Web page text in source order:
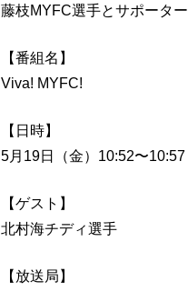
藤枝MYFC選手とサポータ
【番組名】
Viva! MYFC!
【日時】
5月19日（金）10:52〜10:57
【ゲスト】
北村海チディ選手
【放送局】